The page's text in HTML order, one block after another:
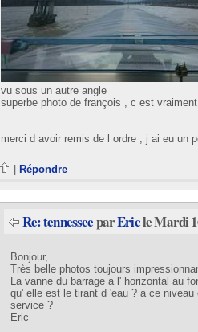
vu sous un autre angle
superbe photo de françois , c est
merci d avoir remis de l ordre , j ai eu un
Répondre
Re: tennesseeparEricle Mardi
Bonjour,
Très belle photos toujours
La vanne du barrage a l' horizontal au
qu' elle est le tirant d 'eau ? a ce
service ?
Eric